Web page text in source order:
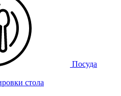
Посуда
стола